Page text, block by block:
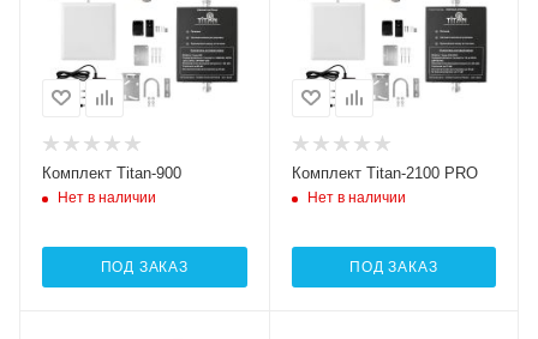
Комплект Titan-900
Нет в наличии
ПОД ЗАКАЗ
Комплект Titan-2100 PRO
Нет в наличии
ПОД ЗАКАЗ